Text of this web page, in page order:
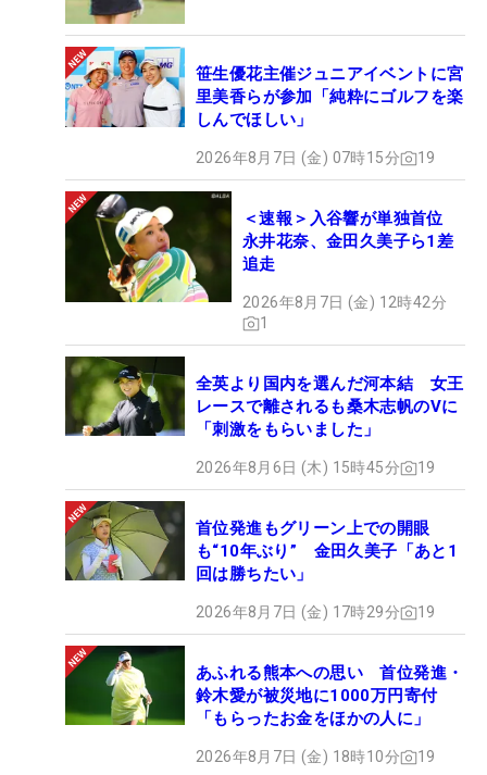
笹生優花主催ジュニアイベントに宮
里美香らが参加「純粋にゴルフを楽
しんでほしい」
2026年8月7日 (金) 07時15分 19
＜速報＞入谷響が単独首位
永井花奈、金田久美子ら1差
追走
2026年8月7日 (金) 12時42分
1
全英より国内を選んだ河本結 女王
レースで離されるも桑木志帆のVに
「刺激をもらいました」
2026年8月6日 (木) 15時45分 19
首位発進もグリーン上での開眼
も“10年ぶり” 金田久美子「あと1
回は勝ちたい」
2026年8月7日 (金) 17時29分 19
あふれる熊本への思い 首位発進・
鈴木愛が被災地に1000万円寄付
「もらったお金をほかの人に」
2026年8月7日 (金) 18時10分 19